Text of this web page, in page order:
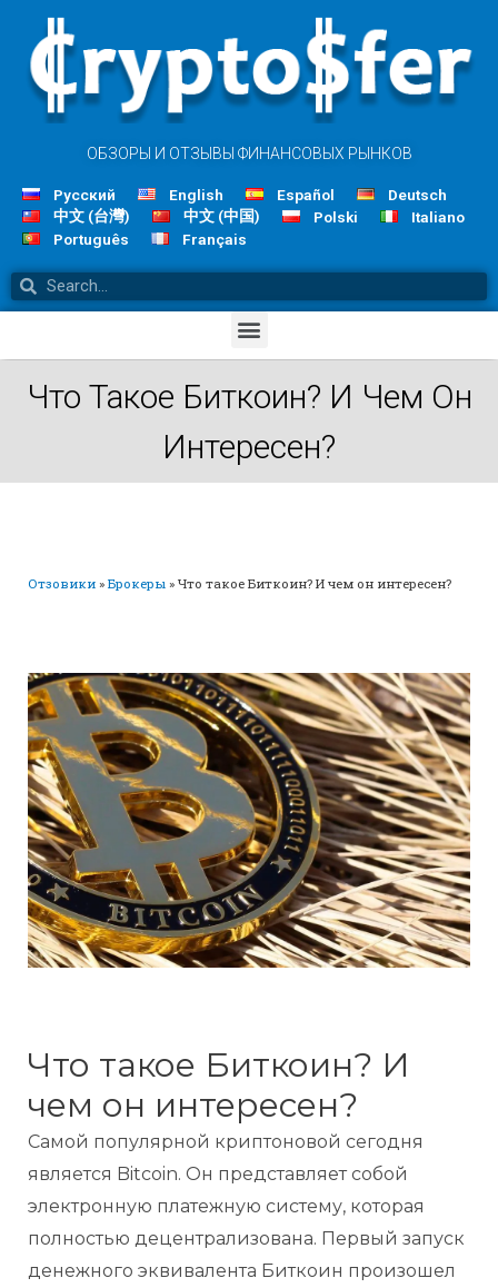
ОБЗОРЫ И ОТЗЫВЫ ФИНАНСОВЫХ РЫНКОВ
Русский English Español
Deutsch
中文 (台灣)
中文 (中国) Polski
Italiano
Português
Français
Что Такое Биткоин? И Чем Он
Интересен?
Отзовики » Брокеры » Что такое Биткоин? И чем он интересен?
Что такое Биткоин? И
чем он интересен?
Самой популярной криптоновой сегодня
является Bitcoin. Он представляет собой
электронную платежную систему, которая
полностью децентрализована. Первый запуск
денежного эквивалента Биткоин произошел